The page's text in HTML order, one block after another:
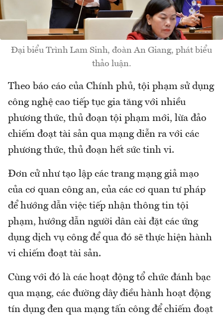
Đại biểu Trình Lam Sinh, đoàn An Giang, phát biểu
thảo luận.
Theo báo cáo của Chính phủ, tội phạm sử dụng
công nghệ cao tiếp tục gia tăng với nhiều
phương thức, thủ đoạn tội phạm mới, lừa đảo
chiếm đoạt tài sản qua mạng diễn ra với các
phương thức, thủ đoạn hết sức tinh vi.
Đơn cử như tạo lập các trang mạng giả mạo
của cơ quan công an, của các cơ quan tư pháp
để hướng dẫn việc tiếp nhận thông tin tội
phạm, hướng dẫn người dân cài đặt các ứng
dụng dịch vụ công để qua đó sẽ thực hiện hành
vi chiếm đoạt tài sản.
Cùng với đó là các hoạt động tổ chức đánh bạc
qua mạng, các đường dây điều hành hoạt động
tín dụng đen qua mạng tấn công để chiếm đoạt